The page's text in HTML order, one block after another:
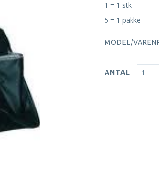
1 = 1 stk.
5 = 1 pakke
MODEL/
ANTAL